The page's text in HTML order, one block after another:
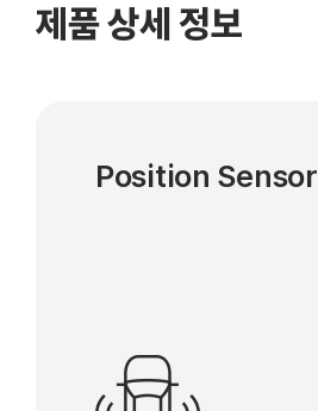
제품 상세 정보
Position Sensor